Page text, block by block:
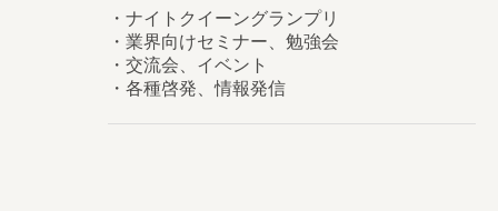
・ナイトクイーングランプリ
・業界向けセミナー、勉強会
・交流会、イベント
・各種啓発、情報発信